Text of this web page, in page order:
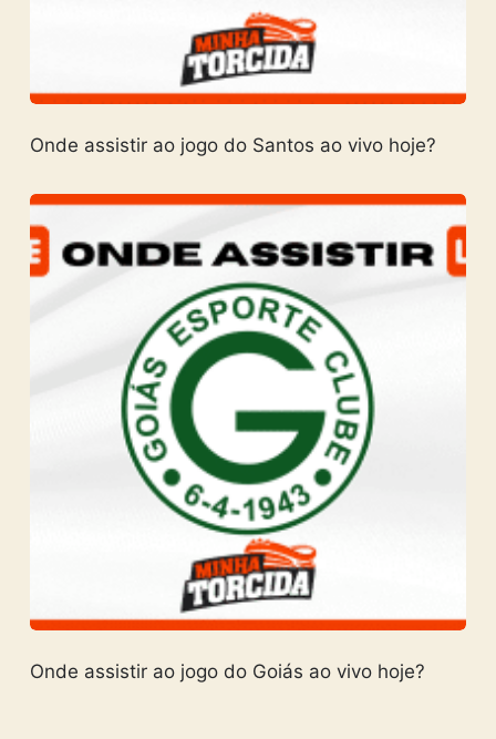
Onde assistir ao jogo do Santos ao vivo hoje?
Onde assistir ao jogo do Goiás ao vivo hoje?